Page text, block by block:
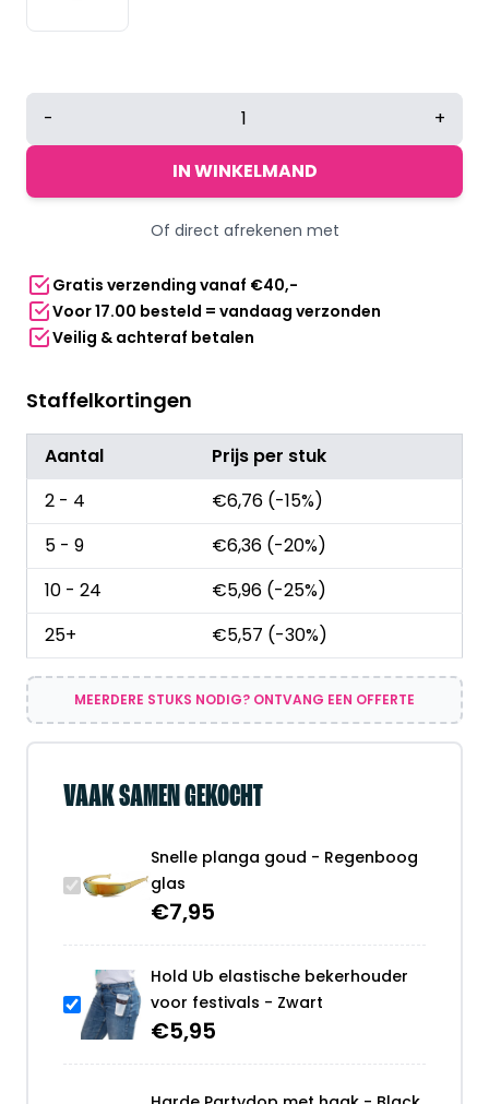
Snelle
goud
- +
IN WINKELMAND
Of direct afrekenen met
Gratis verzending vanaf €40,-
Voor 17.00 besteld = vandaag verzonden
Veilig & achteraf betalen
Staffelkortingen
Aantal
Prijs per stuk
2 - 4
€6,76 (-15%)
5 - 9
€6,36 (-20%)
10 - 24
€5,96 (-25%)
25+
€5,57 (-30%)
MEERDERE STUKS NODIG? ONTVANG EEN OFFERTE
VAAK SAMEN GEKOCHT
Snelle planga goud - Regenboog
glas
€7,95
Hold Ub elastische bekerhouder
voor festivals - Zwart
€5,95